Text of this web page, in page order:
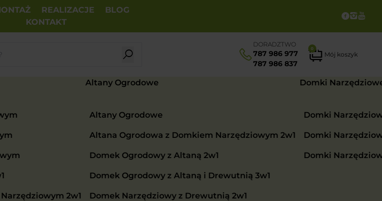
REALIZACJE
BLOG
KONTAKT
DORADZTWO
787 986 977
787 986 837
0
Mój koszyk
2w1
Altany Ogrodowe
Altany Ogrodowe
Altana Ogrodowa z Domkiem Narzędziowym 2w1
Domek Ogrodowy z Altaną 2w1
Domek Ogrodowy z Altaną i Drewutnią 3w1
Domek Narzędziowy z Drewutnią 2w1
Domki
Domki
Domki
Domki